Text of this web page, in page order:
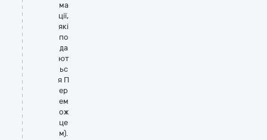
ма
ції,
які
по
да
ют
ьс
я П
ер
ем
ож
це
м).